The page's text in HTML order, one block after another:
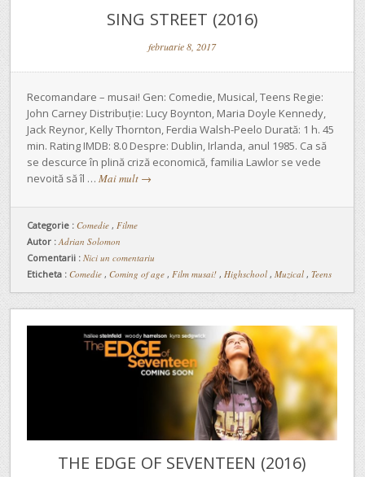
SING STREET (2016)
februarie 8, 2017
Recomandare – musai! Gen: Comedie, Musical, Teens Regie:
John Carney Distribuție: Lucy Boynton, Maria Doyle Kennedy,
Jack Reynor, Kelly Thornton, Ferdia Walsh-Peelo Durată: 1 h. 45
min. Rating IMDB: 8.0 Despre: Dublin, Irlanda, anul 1985. Ca să
se descurce în plină criză economică, familia Lawlor se vede
nevoită să îl … Mai mult →
Categorie : Comedie , Filme
Autor : Adrian Solomon
Comentarii : Nici un comentariu
Eticheta : Comedie , Coming of age , Film musai! , Highschool , Muzical , Teens
THE EDGE OF SEVENTEEN (2016)